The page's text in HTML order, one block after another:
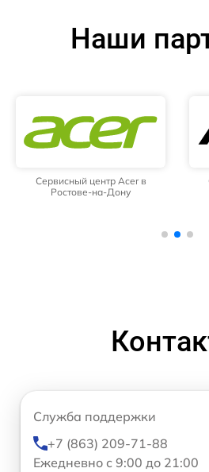
Наши
Сервисный центр Acer в
Ростове-на-Дону
Служба поддержки
+7 (863) 209-71-88
Ежедневно с 9:00 до 21:00